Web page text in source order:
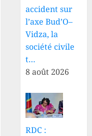
accident sur
l’axe Bud’O–
Vidza, la
société civile
t…
8 août 2026
RDC :